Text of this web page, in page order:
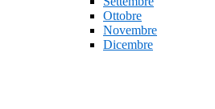
Ottobre
Novembre
Dicembre